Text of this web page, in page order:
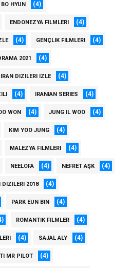
HYUN (4)
ENDONEZYA FILMLERI (4)
(4) GENÇLIK FILMLERI (4)
2021 (4)
IRAN DIZILERI IZLE (4)
(4) IRANIAN SERIES (4)
WON (4) JUNG IL WOO (4)
KIM YOO JUNG (4)
MALEZYA FILMLERI (4)
NEELOFA (4) NEFRET AŞK (4)
DIZILERI 2018 (4)
PARK EUN BIN (4)
ROMANTIK FILMLER (4)
(4) SAJAL ALY (4)
MR PILOT (4)